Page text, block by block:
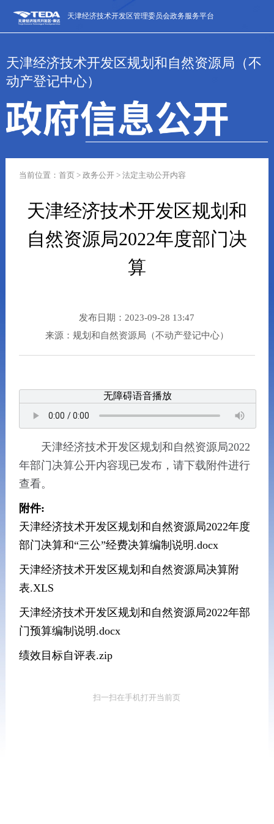
天津经济技术开发区管理委员会政务服务平台
天津经济技术开发区规划和自然资源局（不
动产登记中心）
当前位置：首页 > 政务公开 > 法定主动公开内容
天津经济技术开发区规划和
自然资源局2022年度部门决
算
发布日期：2023-09-28 13:47
来源：规划和自然资源局（不动产登记中心）
无障碍语音播放
天津经济技术开发区规划和自然资源局2022
年部门决算公开内容现已发布，请下载附件进行
查看。
附件:
天津经济技术开发区规划和自然资源局2022年度
部门决算和“三公”经费决算编制说明.docx
天津经济技术开发区规划和自然资源局决算附
表.XLS
天津经济技术开发区规划和自然资源局2022年部
门预算编制说明.docx
绩效目标自评表.zip
扫一扫在手机打开当前页